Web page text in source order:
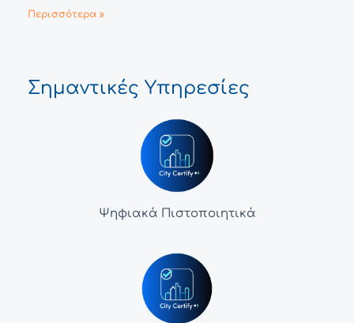
Περισσότερα »
Σημαντικές Υπηρεσίες
Ψηφιακά Πιστοποιητικά